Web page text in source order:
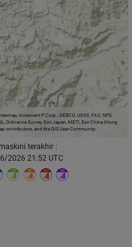
increment P Corp., GEBCO, USGS, FAO, NPS,
Ordnance Survey, Esri Japan, METI, Esri China (Hong
contributors, and the GIS User Community
terakhir :
2026 21:52 UTC